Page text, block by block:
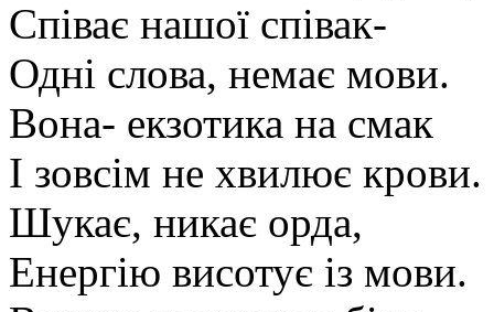
Співає нашої співак-
Одні слова, немає мови.
Вона- екзотика на смак
І зовсім не хвилює крови.
Шукає, никає орда,
Енергію висотує із мови.